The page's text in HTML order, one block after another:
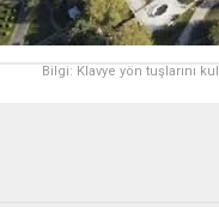
Bilgi: Klavye yön tuşlarını